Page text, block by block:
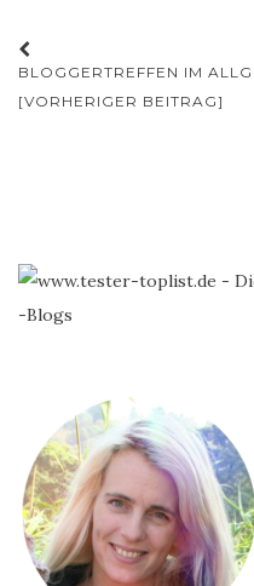
Beitrags-
Navigation
BLOGGERTREFFEN IM
[VORHERIGER BEITRAG]